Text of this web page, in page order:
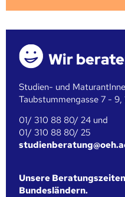
Wir
Studien- und
Taubstummengasse 7 - 9,
01/ 310 88 80/ 24 und
01/ 310 88 80/ 25
Unsere
Bundesländern.